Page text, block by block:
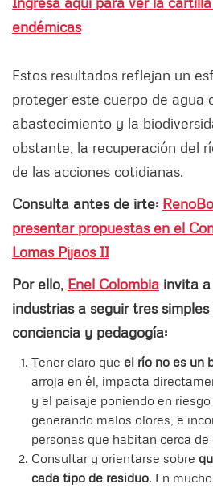
endémicas
Estos resultados reflejan un
proteger este cuerpo de agua
abastecimiento y la
obstante, la recuperación del
de las acciones cotidianas.
Consulta antes de irte:
presentar propuestas en el
Lomas Pijaos II
Por ello, Enel Colombia invita
industrias a seguir tres
conciencia y pedagogía:
Tener claro que el río no es un
arroja en él, impacta
y el paisaje poniendo en
generando malos olores, e
personas que habitan cerca de
Consultar y orientarse sobre
cada tipo de residuo. En